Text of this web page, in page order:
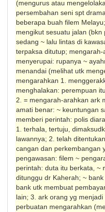
(mengurus atau
persembahan seni spt
beberapa buah filem
mengikut sesuatu jalan
sedang ~ lalu lintas di
terpaksa ditutup; mengarah-
menyerupai: rupanya ~
menandai (melihat utk
mengarahkan 1.
menghalakan: perempuan
2. = mengarah-arahkan ark
amati benar: ~ keuntungan
memberi perin­tah: polis
1. terhala, tertuju,
lawannya; 2. telah
cangan dan perkembangan
pengawasan: filem ~
pe­rintah: duta itu berkata, ~
ditunggu dr Kaherah; ~
bank utk mem­buat
lain; 3. ark orang yg menjadi
perbuatan mengarahkan